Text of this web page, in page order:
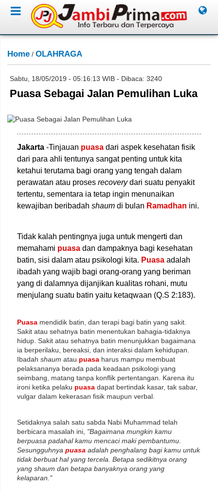
Home / OLAHRAGA
Sabtu, 18/05/2019 - 05:16:13 WIB - Dibaca: 3240
Puasa Sebagai Jalan Pemulihan Luka
Jakarta -Tinjauan puasa dari aspek kesehatan fisik
dari para ahli tentunya sangat penting untuk kita
ketahui terutama bagi orang yang tengah dalam
perawatan atau proses recoverydari suatu penyakit
tertentu, sementara ia tetap ingin menunaikan
kewajiban beribadah shaum di bulan Ramadhan ini.
Tidak kalah pentingnya juga untuk mengerti dan
memahami puasa dan dampaknya bagi kesehatan
batin, sisi dalam atau psikologi kita. Puasa adalah
ibadah yang wajib bagi orang-orang yang beriman
yang di dalamnya dijanjikan kualitas rohani, mutu
menjulang suatu batin yaitu ketaqwaan (Q.S 2:183).
Puasa mendidik batin, dan terapi bagi batin yang sakit.
Sakit atau sehatnya batin menentukan bahagia-tidaknya
hidup. Sakit atau sehatnya batin menunjukkan bagaimana
ia berperilaku, bereaksi, dan interaksi dalam kehidupan.
Ibadah shaum atau puasa harus mampu membuat
pelaksananya berada pada keadaan psikologi yang
seimbang, matang tanpa konflik pertentangan. Karena itu
ironi ketika pelaku puasa dapat bertindak kasar, tak sabar,
vulgar dalam kekerasan fisik maupun verbal.
Setidaknya salah satu sabda Nabi Muhammad telah
berbicara masalah ini, "Bagaimana mungkin kamu
berpuasa padahal kamu mencaci maki pembantumu.
Sesungguhnya puasa adalah penghalang bagi kamu untuk
tidak berbuat hal yang tercela. Betapa sedikitnya orang
yang shaum dan betapa banyaknya orang yang
kelaparan."